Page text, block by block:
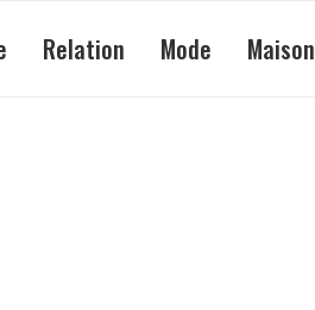
Relation Mode Maison